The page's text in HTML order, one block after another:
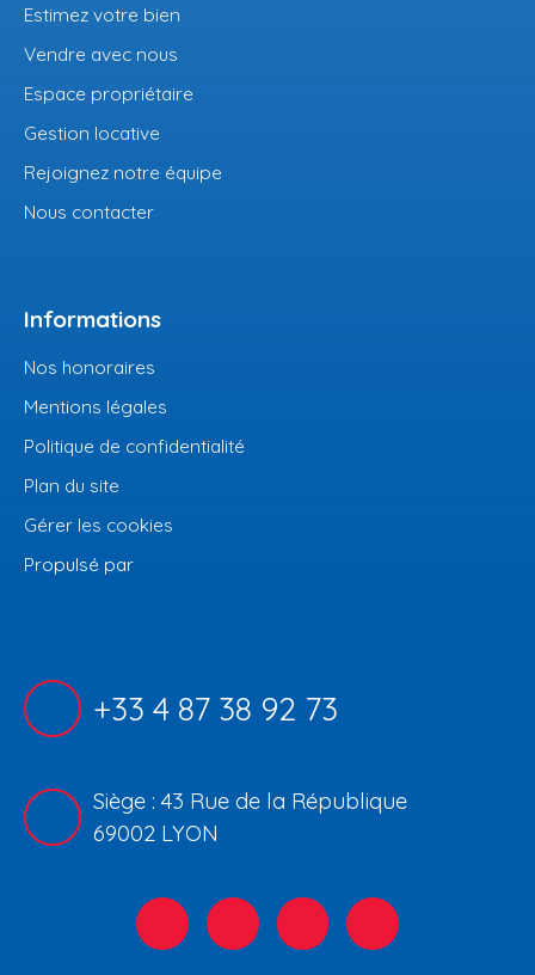
Estimez votre bien
Vendre avec nous
Espace propriétaire
Gestion locative
Rejoignez notre équipe
Nous contacter
Informations
Nos honoraires
Mentions légales
Politique de confidentialité
Plan du site
Gérer les cookies
Propulsé par
+33 4 87 38 92 73
Siège : 43 Rue de la République
69002 LYON